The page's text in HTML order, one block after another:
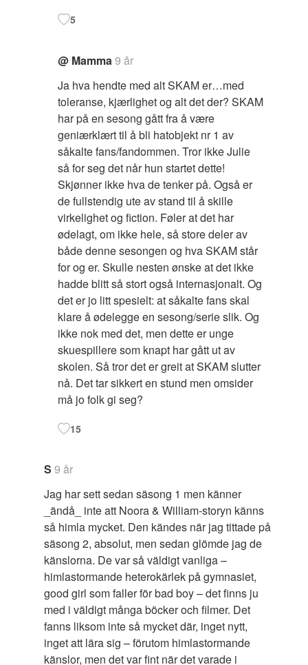
5
@ Mamma9 år
Ja hva hendte med alt SKAM er…med
toleranse, kjærlighet og alt det der? SKAM
har på en sesong gått fra å være
geniærklært til å bli hatobjekt nr 1 av
såkalte fans/fandommen. Tror ikke Julie
så for seg det når hun startet dette!
Skjønner ikke hva de tenker på. Også er
de fullstendig ute av stand til å skille
virkelighet og fiction. Føler at det har
ødelagt, om ikke hele, så store deler av
både denne sesongen og hva SKAM står
for og er. Skulle nesten ønske at det ikke
hadde blitt så stort også internasjonalt. Og
det er jo litt spesielt: at såkalte fans skal
klare å ødelegge en sesong/serie slik. Og
ikke nok med det, men dette er unge
skuespillere som knapt har gått ut av
skolen. Så tror det er greit at SKAM slutter
nå. Det tar sikkert en stund men omsider
må jo folk gi seg?
15
S 9 år
Jag har sett sedan säsong 1 men känner
_ändå_ inte att Noora & William-storyn känns
så himla mycket. Den kändes när jag tittade på
säsong 2, absolut, men sedan glömde jag de
känslorna. De var så väldigt vanliga –
himlastormande heterokärlek på gymnasiet,
good girl som faller för bad boy – det finns ju
med i väldigt många böcker och filmer. Det
fanns liksom inte så mycket där, inget nytt,
inget att lära sig – förutom himlastormande
känslor, men det var fint när det varade i